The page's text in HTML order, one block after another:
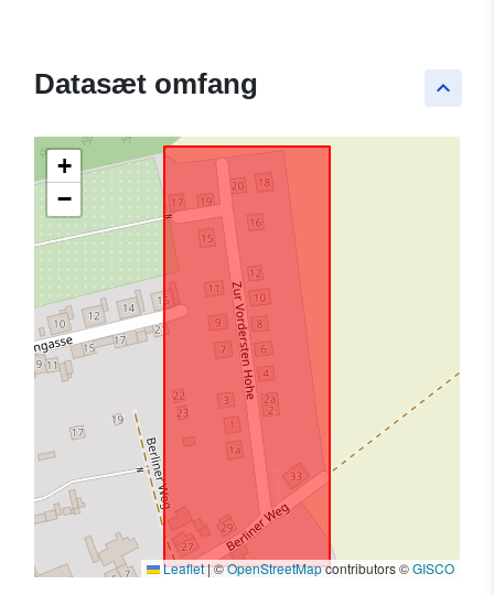
keyboard_arrow_up
Datasæt omfang
+
−
Leaflet|©OpenStreetMapcontributors ©GISCO